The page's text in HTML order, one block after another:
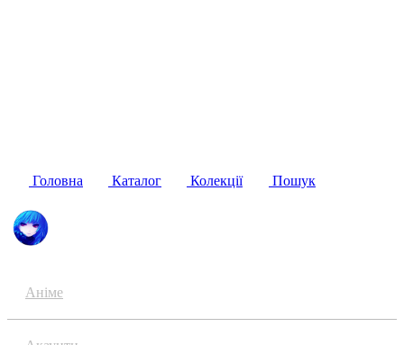
Головна Каталог Колекції Пошук
Аніме